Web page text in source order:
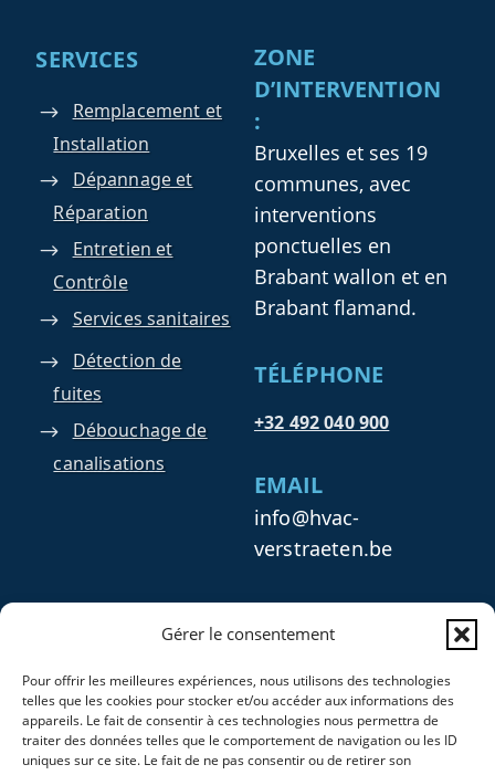
Gérer le consentement
Pour offrir les meilleures expériences, nous utilisons des technologies
telles que les cookies pour stocker et/ou accéder aux informations des
appareils. Le fait de consentir à ces technologies nous permettra de
traiter des données telles que le comportement de navigation ou les ID
uniques sur ce site. Le fait de ne pas consentir ou de retirer son
SERVICES
Remplacement et
Installation
Dépannage et
Réparation
Entretien et
Contrôle
Services sanitaires
Détection de
fuites
Débouchage de
canalisations
ZONE
D’INTERVENTION
:
Bruxelles et ses 19
communes, avec
interventions
ponctuelles en
Brabant wallon et en
Brabant flamand.
TÉLÉPHONE
+32 492 040 900
EMAIL
info@hvac-
verstraeten.be
Numéro : 1011.327.938
Numéro TVA : BE 1011
327 938